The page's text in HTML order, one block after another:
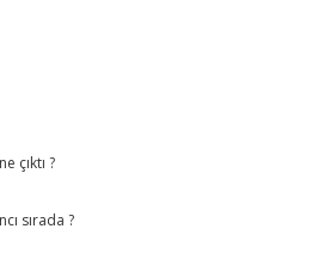
çıktı ?
sırada ?